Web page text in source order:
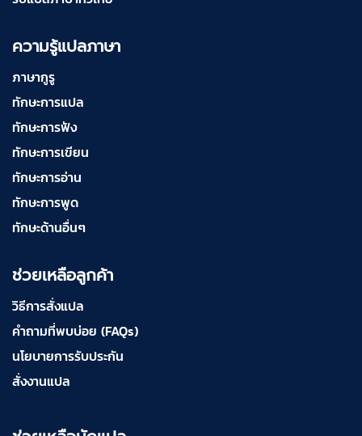
ความรู้แปลภาษา
ภาษากูรู
ทักษะการแปล
ทักษะการฟัง
ทักษะการเขียน
ทักษะการอ่าน
ทักษะการพูด
ทักษะด้านอื่นๆ
ช่วยเหลือลูกค้า
วิธีการสั่งแปล
คำถามที่พบบ่อย (FAQs)
นโยบายการรับประกัน
สั่งงานแปล